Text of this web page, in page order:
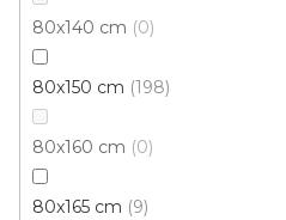
80x140 cm 0
80x150 cm 198
80x160 cm 0
80x165 cm 9